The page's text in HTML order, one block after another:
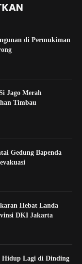
di Permukiman
Jago Merah
Timbau
Gedung Bapenda
Hebat Landa
DKI Jakarta
Lagi di Dinding